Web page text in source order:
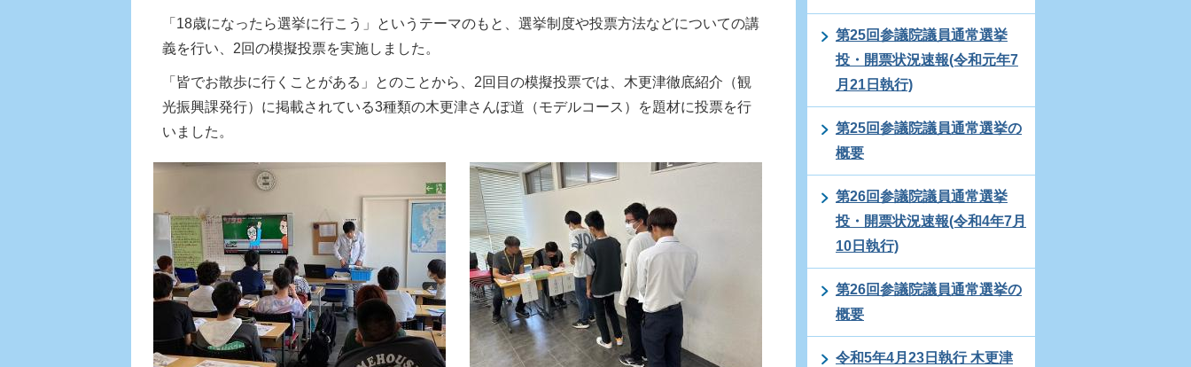
「18歳になったら選挙に行こう」というテーマのもと、選挙制度や投票方法などについての講
義を行い、2回の模擬投票を実施しました。
「皆でお散歩に行くことがある」とのことから、2回目の模擬投票では、木更津徹底紹介（観
光振興課発行）に掲載されている3種類の木更津さんぽ道（モデルコース）を題材に投票を行
いました。
第25回参議院議員通常選挙
投・開票状況速報(令和元年7
月21日執行)
第25回参議院議員通常選挙の
概要
第26回参議院議員通常選挙
投・開票状況速報(令和4年7月
10日執行)
第26回参議院議員通常選挙の
概要
令和5年4月23日執行 木更津